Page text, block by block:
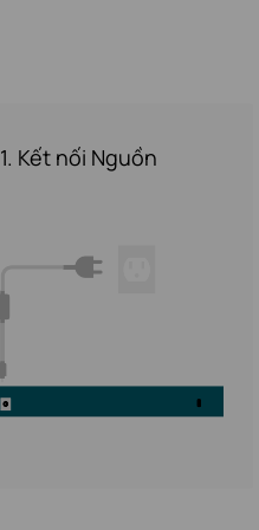
1. Kết nối Nguồn